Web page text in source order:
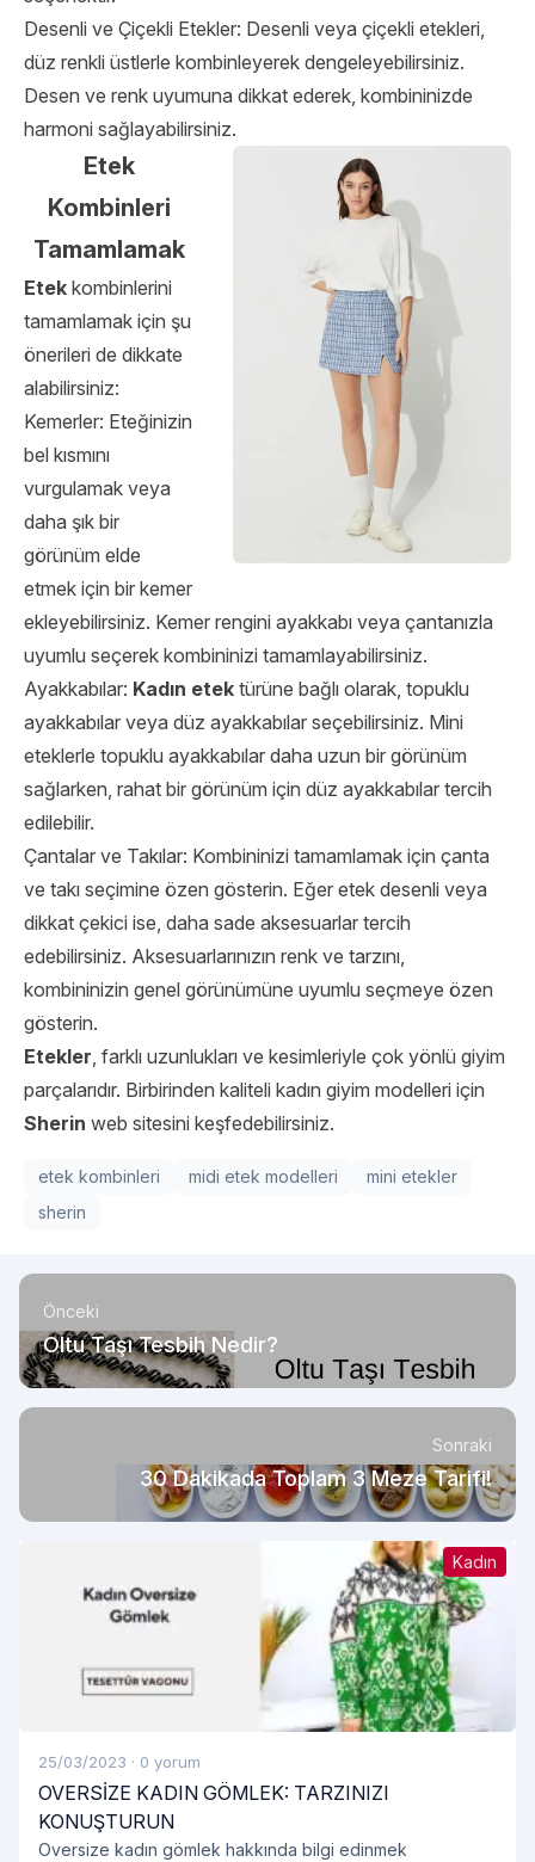
Desenli ve Çiçekli Etekler: Desenli veya çiçekli etekleri,
düz renkli üstlerle kombinleyerek dengeleyebilirsiniz.
Desen ve renk uyumuna dikkat ederek, kombininizde
harmoni sağlayabilirsiniz.
Etek
Kombinleri
Tamamlamak
Etek kombinlerini
tamamlamak için şu
önerileri de dikkate
alabilirsiniz:
Kemerler: Eteğinizin
bel kısmını
vurgulamak veya
daha şık bir
görünüm elde
etmek için bir kemer
ekleyebilirsiniz. Kemer rengini ayakkabı veya çantanızla
uyumlu seçerek kombininizi tamamlayabilirsiniz.
Ayakkabılar: Kadın etek türüne bağlı olarak, topuklu
ayakkabılar veya düz ayakkabılar seçebilirsiniz. Mini
eteklerle topuklu ayakkabılar daha uzun bir görünüm
sağlarken, rahat bir görünüm için düz ayakkabılar tercih
edilebilir.
Çantalar ve Takılar: Kombininizi tamamlamak için çanta
ve takı seçimine özen gösterin. Eğer etek desenli veya
dikkat çekici ise, daha sade aksesuarlar tercih
edebilirsiniz. Aksesuarlarınızın renk ve tarzını,
kombininizin genel görünümüne uyumlu seçmeye özen
gösterin.
Etekler, farklı uzunlukları ve kesimleriyle çok yönlü giyim
parçalarıdır. Birbirinden kaliteli kadın giyim modelleri için
Sherin web sitesini keşfedebilirsiniz.
etek kombinleri midi etek modelleri
mini etekler
sherin
Önceki
Oltu Taşı Tesbih Nedir?
Sonraki
30 Dakikada Toplam 3 Meze Tarifi!
Kadın
25/03/2023 · 0 yorum
OVERSİZE KADIN GÖMLEK: TARZINIZI
KONUŞTURUN
Oversize kadın gömlek hakkında bilgi edinmek